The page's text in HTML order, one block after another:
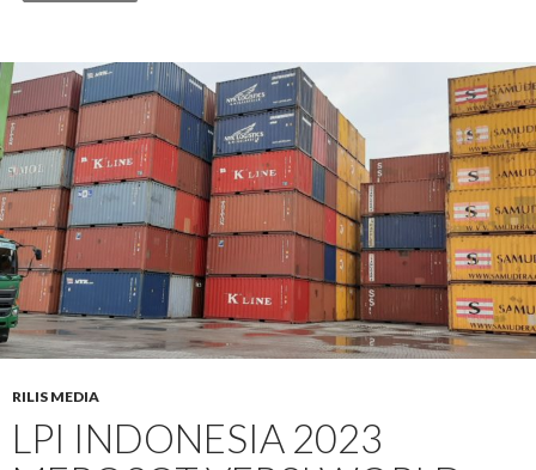
RILIS MEDIA
LPI INDONESIA 2023